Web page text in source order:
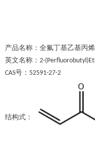
产品名称： 全氟丁基乙基丙
英文名称： 2-
CAS号： 52591-27-2
结构式：